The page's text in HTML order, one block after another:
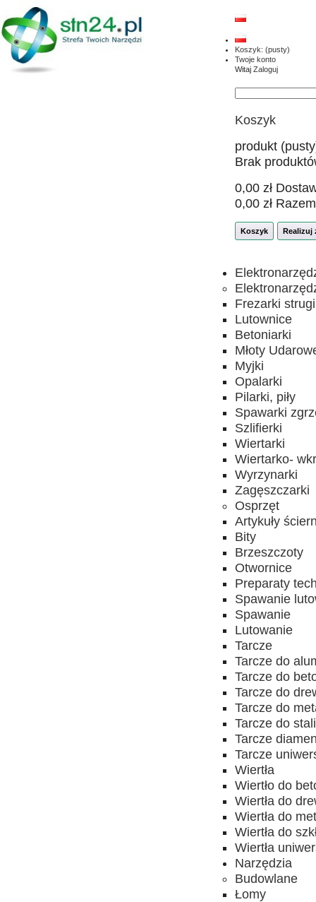
Koszyk: (pusty)
Twoje konto
Witaj Zaloguj
Koszyk
produkt
Brak
0,00 zł
0,00 zł Razem
Koszyk Realizuj
Frezarki strugi
Lutownice
Betoniarki
Młoty
Myjki
Opalarki
Pilarki, piły
Spawarki
Szlifierki
Wiertarki
Wiertarko-
Wyrzynarki
Zagęszczarki
Osprzęt
Artykuły
Bity
Brzeszczoty
Otwornice
Preparaty
Spawanie
Spawanie
Lutowanie
Tarcze
Tarcze do
Tarcze do
Tarcze do
Tarcze do
Tarcze do
Tarcze
Tarcze
Wiertła
Wiertło do
Wiertła do
Wiertła do
Wiertła do
Wiertła
Narzędzia
Budowlane
Łomy